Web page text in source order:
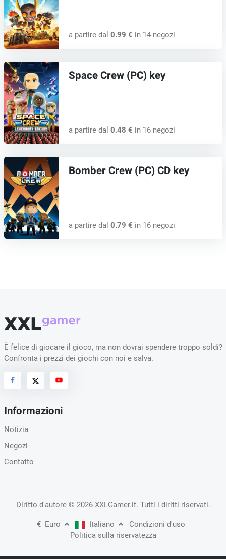
a partire dal 0.99 € in 14 negozi
Space Crew (PC) key
a partire dal 0.48 € in 16 negozi
Bomber Crew (PC) CD key
a partire dal 0.79 € in 16 negozi
È felice di giocare il gioco, ma non dovrai spendere troppo soldi?
Confronta i prezzi dei giochi con noi e salva.
Informazioni
Notizia
Negozi
Contatto
Diritto d'autore © 2026 XXLGamer.it. Tutti i diritti riservati.
€ Euro Italiano
Condizioni d'uso
Politica sulla riservatezza